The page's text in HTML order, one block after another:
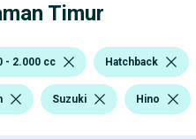
Timur
- 2.000 cc Hatchback
Suzuki Hino